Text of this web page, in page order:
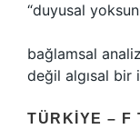
“duyusal
bağlamsal analiz
değil algısal bir
TÜRKIYE – F